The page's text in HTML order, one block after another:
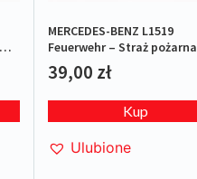
MERCEDES-BENZ L1519
Feuerwehr – Straż pożarna
39,00 zł
Kup
Ulubione